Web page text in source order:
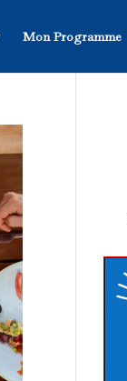
Mon Programme